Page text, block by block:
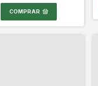
COMPRAR